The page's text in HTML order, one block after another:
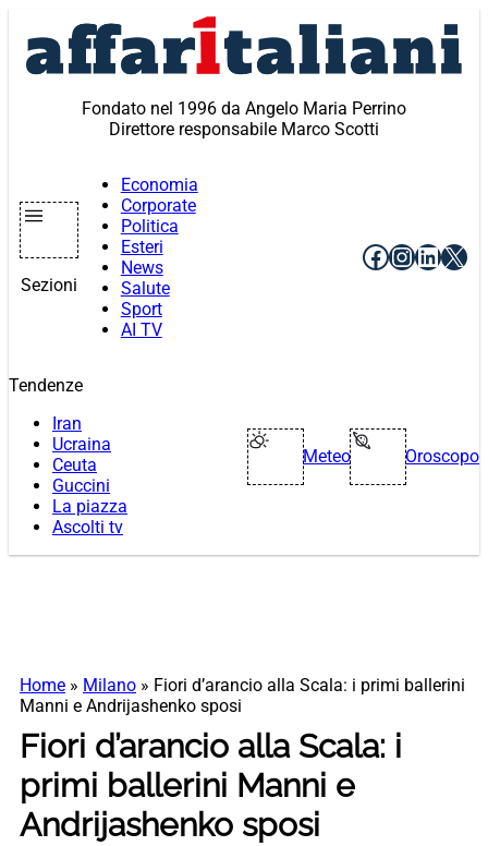
contenuto
Fondato nel 1996 da Angelo Maria Perrino
Direttore responsabile Marco Scotti
Sezioni
Economia
Corporate
Politica
Esteri
News
Salute
Sport
AI TV
Facebook
X
Tendenze
Iran
Ucraina
Ceuta
Guccini
La piazza
Ascolti tv
Meteo Oroscopo
Home » Milano » Fiori d’arancio alla Scala: i primi ballerini
Manni e Andrijashenko sposi
Fiori d’arancio alla Scala: i
primi ballerini Manni e
Andrijashenko sposi